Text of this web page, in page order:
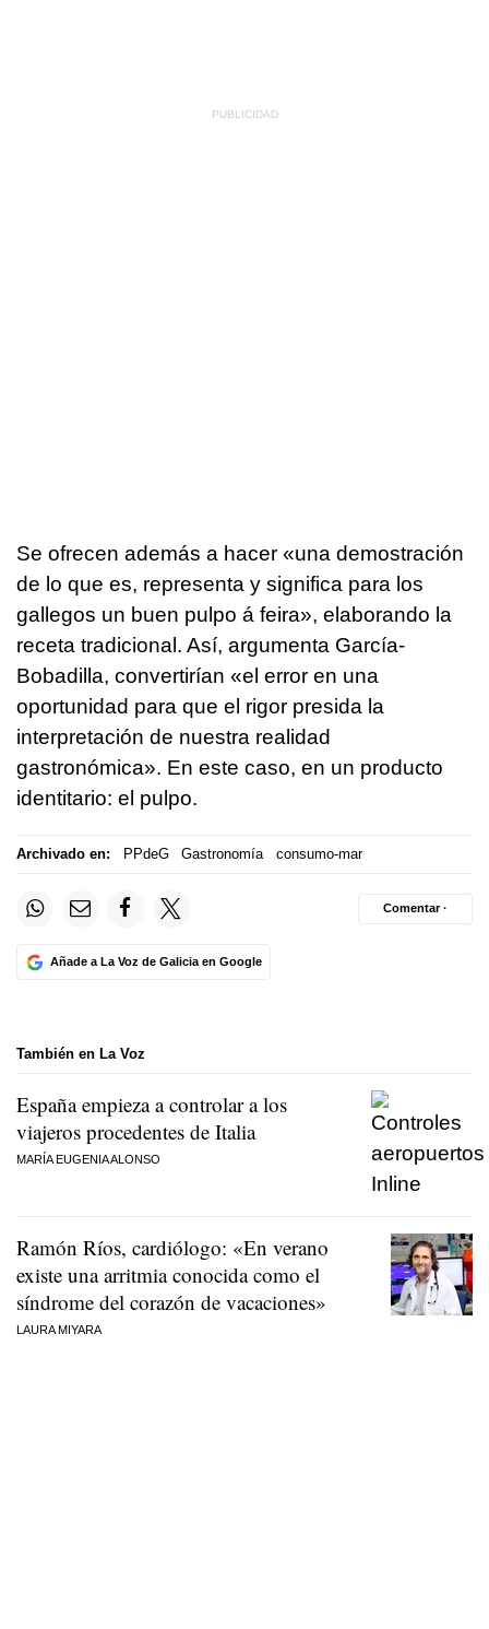
Se ofrecen además a hacer «una demostración
de lo que es, representa y significa para los
gallegos un buen pulpo á feira», elaborando la
receta tradicional. Así, argumenta García-
Bobadilla, convertirían «el error en una
oportunidad para que el rigor presida la
interpretación de nuestra realidad
gastronómica». En este caso, en un producto
identitario: el pulpo.
Archivado en: PPdeG Gastronomía consumo-mar
Añade a La Voz de Galicia en Google
Comentar ·
También en La Voz
España empieza a controlar a los
viajeros procedentes de Italia
MARÍA EUGENIA ALONSO
Ramón Ríos, cardiólogo: «En verano
existe una arritmia conocida como el
síndrome del corazón de vacaciones»
LAURA MIYARA